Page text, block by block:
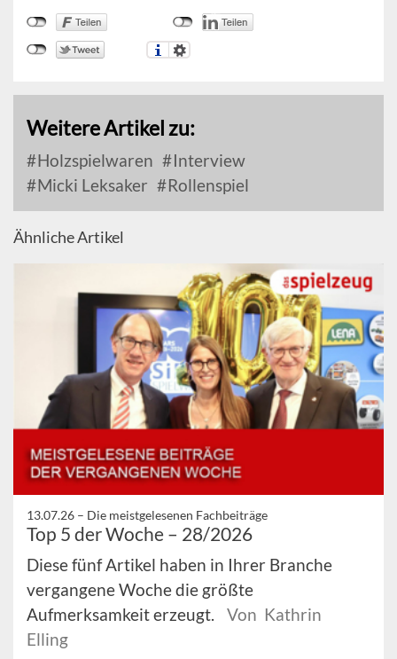
Weitere Artikel zu:
Holzspielwaren
Interview
Micki Leksaker
Rollenspiel
Ähnliche Artikel
13.07.26 – Die meistgelesenen Fachbeiträge
Top 5 der Woche – 28/2026
Diese fünf Artikel haben in Ihrer Branche
vergangene Woche die größte
Aufmerksamkeit erzeugt.
Von Kathrin
Elling